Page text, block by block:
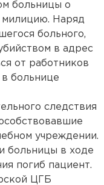
больницы о
Наряд
больного,
в адрес
от работников
больнице
следствия
учреждении.
больницы в ходе
погиб пациент.
ЦГБ